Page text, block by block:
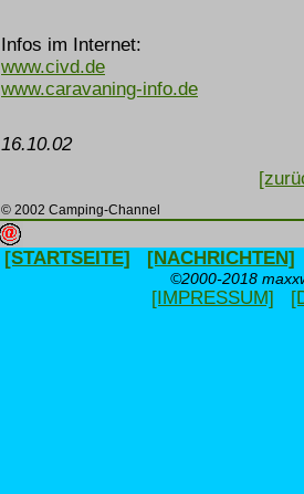
Infos im Internet:
www.civd.de
www.caravaning-info.de
16.10.02
© 2002 Camping-Channel
[STARTSEITE] [NACHRICHTEN]
©2000-2018
[IMPRESSUM]